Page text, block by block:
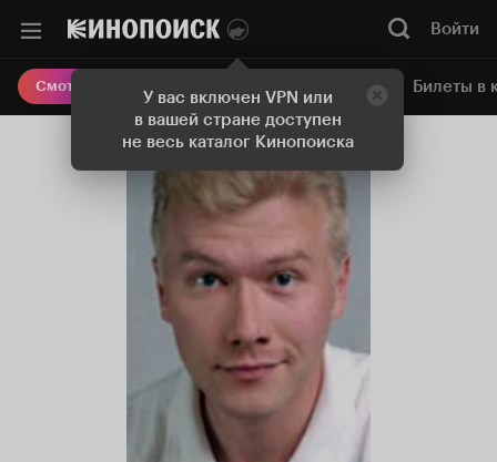
У вас включен VPN или
в вашей стране доступен
не весь каталог Кинопоиска
Войти
Смотреть кино Онлайн-кинотеатр Билеты в